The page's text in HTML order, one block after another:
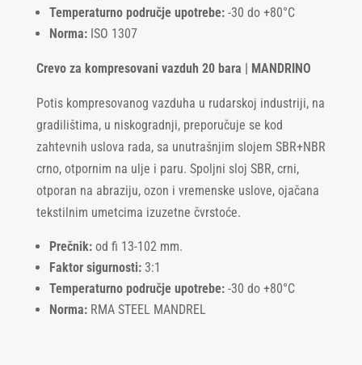
Temperaturno područje upotrebe:-30 do +80°C
Norma:ISO 1307
Crevo za kompresovani vazduh 20 bara | MANDRINO
Potis kompresovanog vazduha u rudarskoj industriji, na
gradilištima, u niskogradnji, preporučuje se kod
zahtevnih uslova rada, sa unutrašnjim slojem SBR+NBR
crno, otpornim na ulje i paru. Spoljni sloj SBR, crni,
otporan na abraziju, ozon i vremenske uslove, ojačana
tekstilnim umetcima izuzetne čvrstoće.
Prečnik:od fi 13-102 mm.
Faktor sigurnosti:3:1
Temperaturno područje upotrebe:-30 do +80°C
Norma:RMA STEEL MANDREL